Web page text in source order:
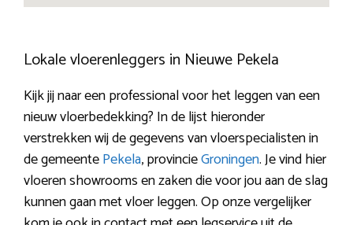
Lokale vloerenleggers in Nieuwe Pekela
Kijk jij naar een professional voor het leggen van een
nieuw vloerbedekking? In de lijst hieronder
verstrekken wij de gegevens van vloerspecialisten in
de gemeentePekela, provincieGroningen. Je vind hier
vloeren showrooms en zaken die voor jou aan de slag
kunnen gaan met vloer leggen. Op onze vergelijker